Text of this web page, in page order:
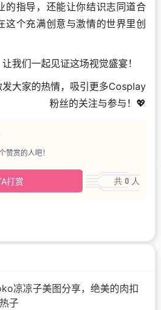
的指导，还能让你结识志同道合
这个充满创意与激情的世界里创
我们一起见证这场视觉盛宴！
大家的热情，吸引更多Cosplay
粉丝的关注与参与！💖
赞赏的人吧！
打赏 共 0 人
凉凉子美图分享，绝美的肉扣
子